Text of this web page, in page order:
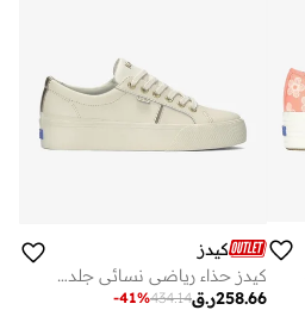
كيدز
كيدز حذاء رياضي نسائي جلد كاجوال بيج
ر.ق258.66
434.14
-41%